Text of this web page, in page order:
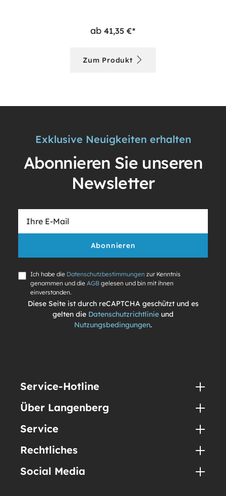
ab 41,35 €*
Zum Produkt
Exklusive Neuigkeiten erhalten
Abonnieren Sie unseren
Newsletter
Abonnieren
Ich habe die Datenschutzbestimmungen zur Kenntnis
genommen und die AGB gelesen und bin mit ihnen
einverstanden.
Diese Seite ist durch reCAPTCHA geschützt und es
gelten die Datenschutzrichtlinie und
Nutzungsbedingungen.
Service-Hotline
Über Langenberg
Service
Rechtliches
Social Media